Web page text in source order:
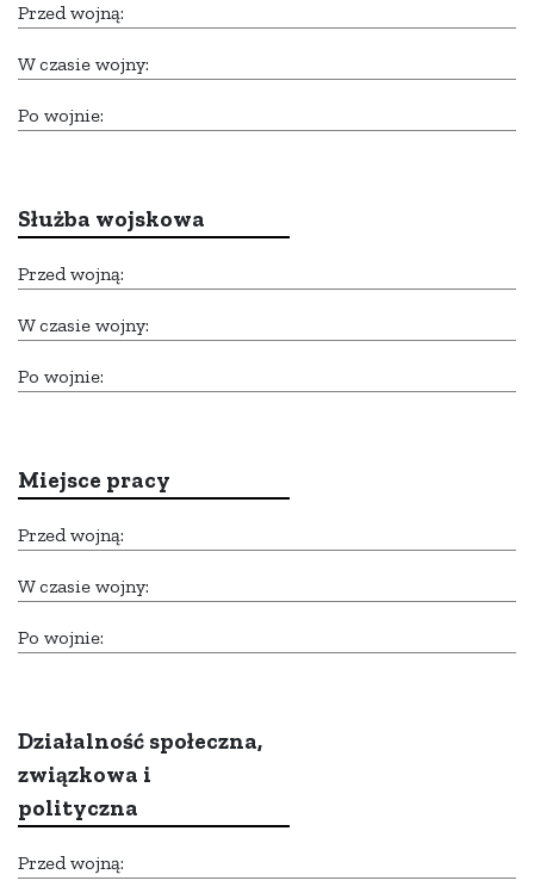
Przed wojną:
W czasie wojny:
Po wojnie:
Służba wojskowa
Przed wojną:
W czasie wojny:
Po wojnie:
Miejsce pracy
Przed wojną:
W czasie wojny:
Po wojnie:
Działalność społeczna,
związkowa i
polityczna
Przed wojną: